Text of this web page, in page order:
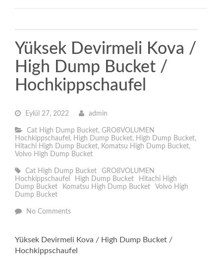
Yüksek Devirmeli Kova /
High Dump Bucket /
Hochkippschaufel
Eylül 27, 2022 admin
Cat High Dump Bucket, GROßVOLUMEN
Hochkippschaufel , High Dump Bucket, High Dump Bucket,
Hitachi High Dump Bucket, Komatsu High Dump Bucket,
Volvo High Dump Bucket
Cat High Dump Bucket
GROßVOLUMEN
Hochkippschaufel
High Dump Bucket
Hitachi High
Dump Bucket
Komatsu High Dump Bucket
Volvo High
Dump Bucket
No Comments
Yüksek Devirmeli Kova / High Dump Bucket /
Hochkippschaufel